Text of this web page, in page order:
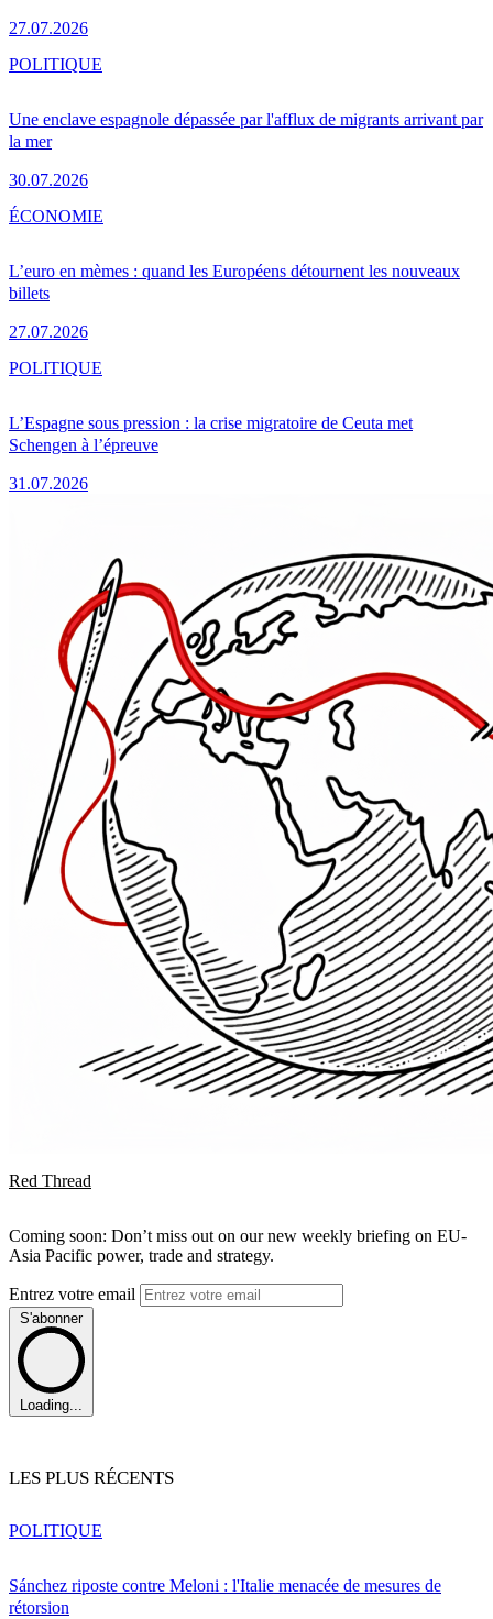
27.07.2026
Une enclave espagnole dépassée par l'afflux de migrants arrivant par
la mer
30.07.2026
POLITIQUE
L’euro en mèmes : quand les Européens détournent les nouveaux
billets
27.07.2026
ÉCONOMIE
L’Espagne sous pression : la crise migratoire de Ceuta met
Schengen à l’épreuve
31.07.2026
POLITIQUE
Red Thread
Coming soon: Don’t miss out on our new weekly briefing on EU-
Asia Pacific power, trade and strategy.
Entrez votre email
S'abonner
Loading...
LES PLUS RÉCENTS
Sánchez riposte contre Meloni : l'Italie menacée de mesures de
rétorsion
POLITIQUE